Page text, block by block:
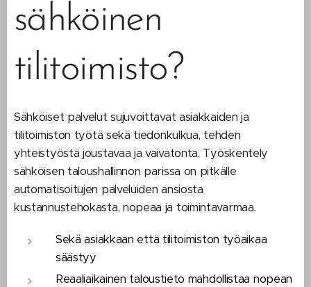
sähköinen
tilitoimisto?
Sähköiset palvelut sujuvoittavat asiakkaiden ja
tilitoimiston työtä sekä tiedonkulkua, tehden
yhteistyöstä joustavaa ja vaivatonta. Työskentely
sähköisen taloushallinnon parissa on pitkälle
automatisoitujen palveluiden ansiosta
kustannustehokasta, nopeaa ja toimintavarmaa.
Sekä asiakkaan että tilitoimiston työaikaa
säästyy
Reaaliaikainen taloustieto mahdollistaa nopean